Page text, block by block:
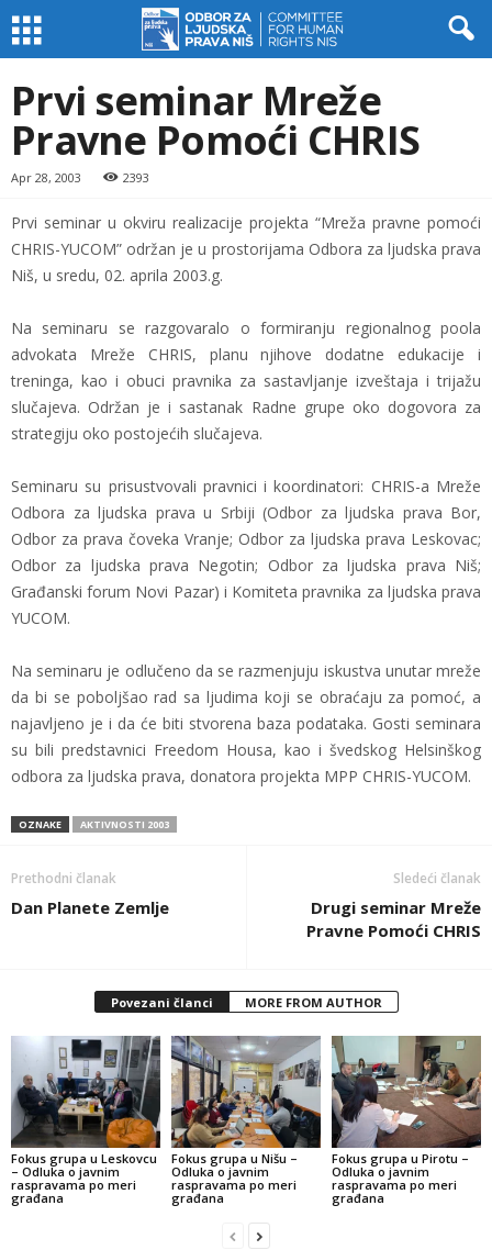
Prvi seminar Mreže
Pravne Pomoći CHRIS
Apr 28, 2003 2393
Prvi seminar u okviru realizacije projekta “Mreža pravne pomoći
CHRIS-YUCOM” održan je u prostorijama Odbora za ljudska prava
Niš, u sredu, 02. aprila 2003.g.
Na seminaru se razgovaralo o formiranju regionalnog poola
advokata Mreže CHRIS, planu njihove dodatne edukacije i
treninga, kao i obuci pravnika za sastavljanje izveštaja i trijažu
slučajeva. Održan je i sastanak Radne grupe oko dogovora za
strategiju oko postojećih slučajeva.
Seminaru su prisustvovali pravnici i koordinatori: CHRIS-a Mreže
Odbora za ljudska prava u Srbiji (Odbor za ljudska prava Bor,
Odbor za prava čoveka Vranje; Odbor za ljudska prava Leskovac;
Odbor za ljudska prava Negotin; Odbor za ljudska prava Niš;
Građanski forum Novi Pazar) i Komiteta pravnika za ljudska prava
YUCOM.
Na seminaru je odlučeno da se razmenjuju iskustva unutar mreže
da bi se poboljšao rad sa ljudima koji se obraćaju za pomoć, a
najavljeno je i da će biti stvorena baza podataka. Gosti seminara
su bili predstavnici Freedom Housa, kao i švedskog Helsinškog
odbora za ljudska prava, donatora projekta MPP CHRIS-YUCOM.
OZNAKE AKTIVNOSTI 2003
Prethodni članak
Dan Planete Zemlje
Sledeći članak
Drugi seminar Mreže
Pravne Pomoći CHRIS
Povezani članci MORE FROM AUTHOR
Fokus grupa u Leskovcu
– Odluka o javnim
raspravama po meri
građana
Fokus grupa u Nišu –
Odluka o javnim
raspravama po meri
građana
Fokus grupa u Pirotu –
Odluka o javnim
raspravama po meri
građana